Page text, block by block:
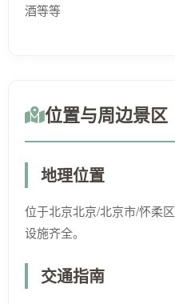
酒等等
位置与周边景区
地理位置
位于北京北京/北京市/怀柔
设施齐全。
交通指南